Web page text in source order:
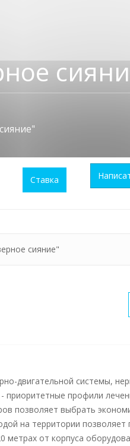
Ставка
сияние"
двигательной системы,
приоритетные профили
позволяет выбрать
на территории позволяет
метрах от корпуса